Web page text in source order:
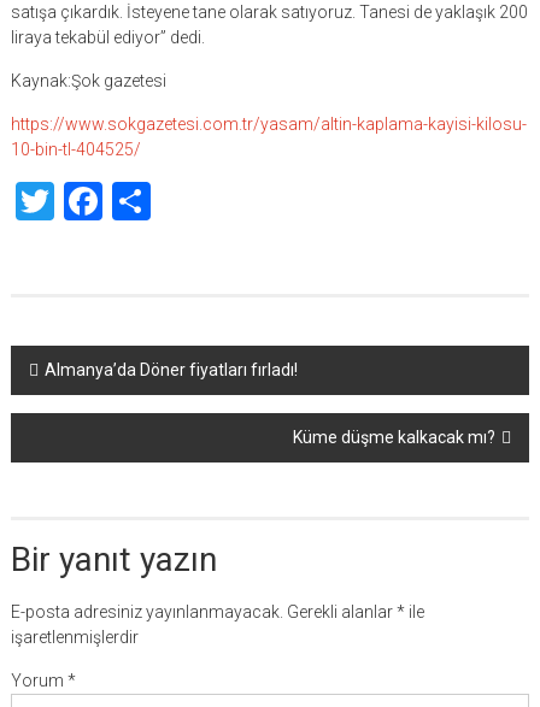
satışa çıkardık. İsteyene tane olarak satıyoruz. Tanesi de yaklaşık 200
liraya tekabül ediyor” dedi.
Kaynak:Şok gazetesi
https://www.sokgazetesi.com.tr/yasam/altin-kaplama-kayisi-kilosu-
10-bin-tl-404525/
TwitterFacebook
Share
Yazı
dolaşımı
Almanya’da Döner fiyatları fırladı!
Küme düşme kalkacak mı?
Bir yanıt yazın
E-posta adresiniz yayınlanmayacak. Gerekli alanlar*ile
işaretlenmişlerdir
Yorum *